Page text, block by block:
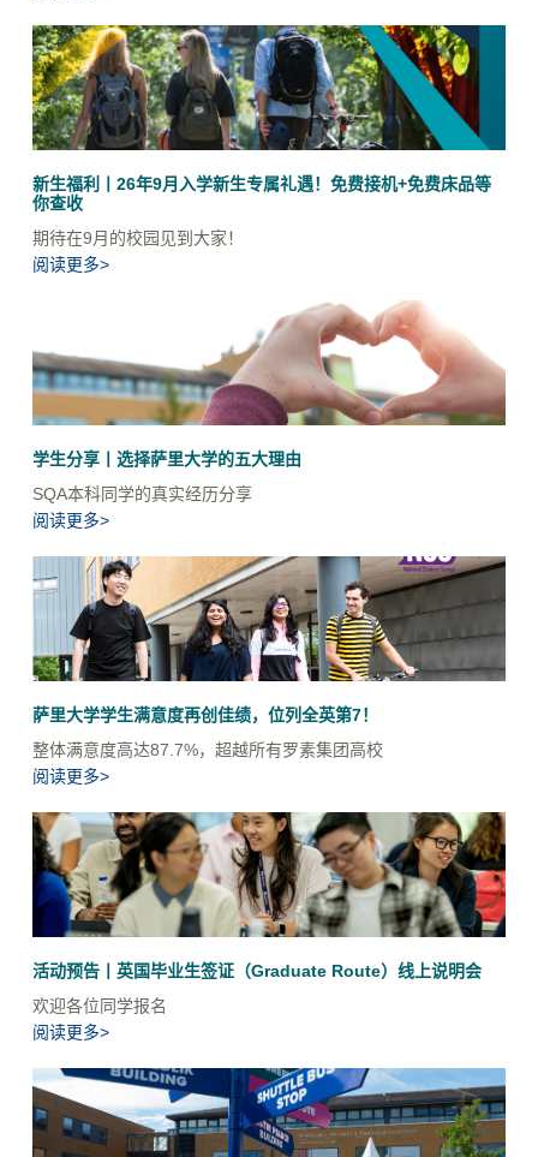
新生福利丨26年9月入学新生专属礼遇！免费接机+免费床品等
你查收
期待在9月的校园见到大家！
阅读更多>
学生分享丨选择萨里大学的五大理由
SQA本科同学的真实经历分享
阅读更多>
萨里大学学生满意度再创佳绩，位列全英第7！
整体满意度高达87.7%，超越所有罗素集团高校
阅读更多>
活动预告丨英国毕业生签证（Graduate Route）线上说明会
欢迎各位同学报名
阅读更多>